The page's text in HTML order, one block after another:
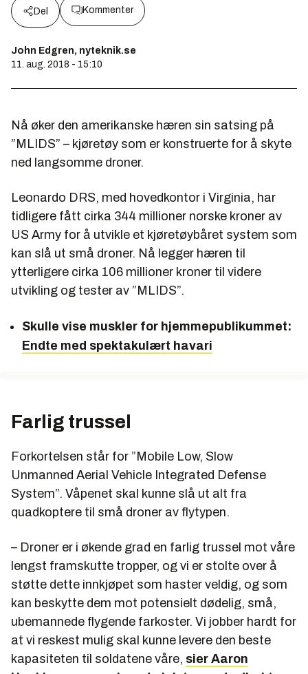
Del Kommenter
John Edgren, nyteknik.se
11. aug. 2018 - 15:10
Nå øker den amerikanske hæren sin satsing på
”MLIDS” – kjøretøy som er konstruerte for å skyte
ned langsomme droner.
Leonardo DRS, med hovedkontor i Virginia, har
tidligere fått cirka 344 millioner norske kroner av
US Army for å utvikle et kjøretøybåret system som
kan slå ut små droner. Nå legger hæren til
ytterligere cirka 106 millioner kroner til videre
utvikling og tester av ”MLIDS”.
Skulle vise muskler for hjemmepublikummet:
Endte med spektakulært havari
Farlig trussel
Forkortelsen står for ”Mobile Low, Slow
Unmanned Aerial Vehicle Integrated Defense
System”. Våpenet skal kunne slå ut alt fra
quadkoptere til små droner av flytypen.
– Droner er i økende grad en farlig trussel mot våre
lengst framskutte tropper, og vi er stolte over å
støtte dette innkjøpet som haster veldig, og som
kan beskytte dem mot potensielt dødelig, små,
ubemannede flygende farkoster. Vi jobber hardt for
at vi reskest mulig skal kunne levere den beste
kapasiteten til soldatene våre, sier Aaron